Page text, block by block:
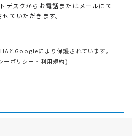
デスクから お電話またはメールにて
せていただきます。
とGoogleにより保護されています。
ーポリシー ・ 利用規約)